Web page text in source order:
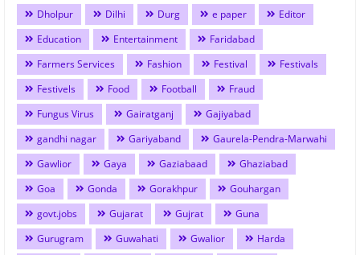
Dholpur Dilhi Durg e paper
Editor
Education
Entertainment
Faridabad
Farmers Services
Fashion Festival
Festivals
Festivels
Food Football
Fraud
Fungus Virus
Gairatganj
Gajiyabad
gandhi nagar
Gariyaband
Gaurela-Pendra-Marwahi
Gawlior
Gaya Gaziabaad
Ghaziabad
Goa
Gonda Gorakhpur
Gouhargan
govt.jobs
Gujarat Gujrat
Guna
Gurugram
Guwahati Gwalior
Harda